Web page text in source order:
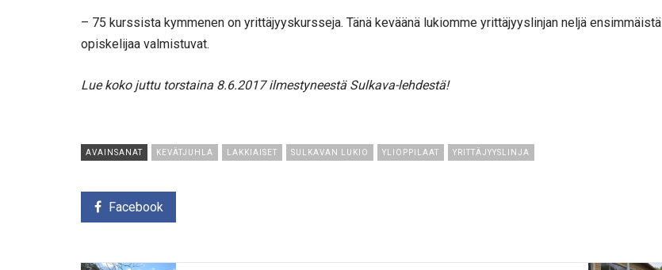
– 75 kurssista kymmenen on yrittäjyyskursseja. Tänä keväänä lukiomme yrittäjyyslinjan neljä ensimmäistä
opiskelijaa valmistuvat.
Lue koko juttu torstaina 8.6.2017 ilmestyneestä Sulkava-lehdestä!
AVAINSANAT KEVÄTJUHLA LAKKIAISET SULKAVAN LUKIO YLIOPPILAAT YRITTÄJYYSLINJA
Facebook